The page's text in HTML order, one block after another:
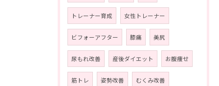
トレーナー育成 女性トレーナー
ビフォーアフター 膝痛 美尻
尿もれ改善 産後ダイエット お腹痩せ
筋トレ 姿勢改善 むくみ改善